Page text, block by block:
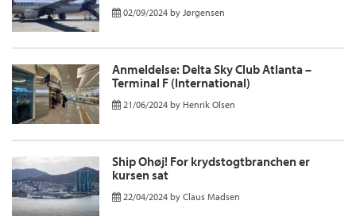
02/09/2024 by Jørgensen
Anmeldelse: Delta Sky Club Atlanta –
Terminal F (International)
21/06/2024 by Henrik Olsen
Ship Ohøj! For krydstogtbranchen er
kursen sat
22/04/2024 by Claus Madsen